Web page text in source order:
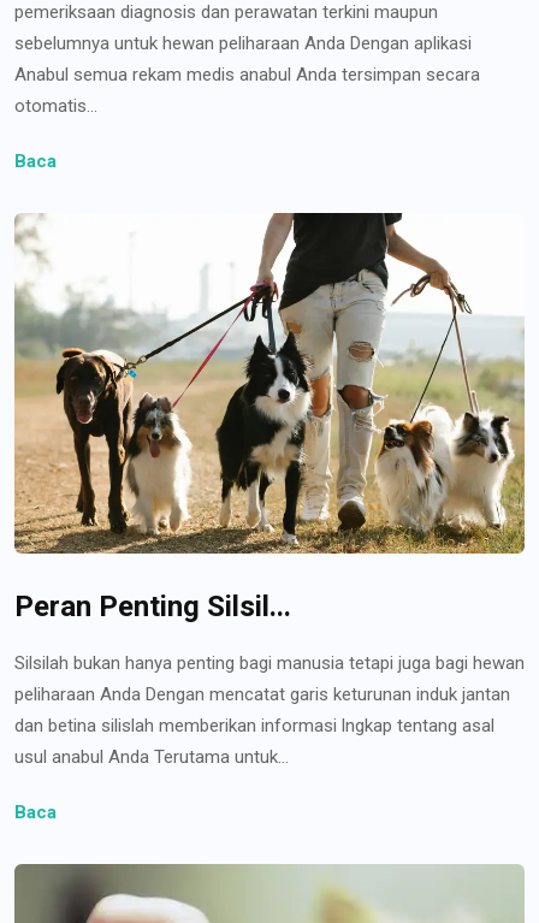
pemeriksaan diagnosis dan perawatan terkini maupun
sebelumnya untuk hewan peliharaan Anda Dengan aplikasi
Anabul semua rekam medis anabul Anda tersimpan secara
otomatis...
Baca
Peran Penting Silsil...
Silsilah bukan hanya penting bagi manusia tetapi juga bagi hewan
peliharaan Anda Dengan mencatat garis keturunan induk jantan
dan betina silislah memberikan informasi lngkap tentang asal
usul anabul Anda Terutama untuk...
Baca